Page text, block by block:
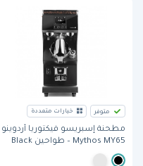
متوفر خيارات متعددة
مطحنة إسبريسو فيكتوريا أردوينو
Mythos MY65 – طواحين Black
Diamond بقطر 65 مم